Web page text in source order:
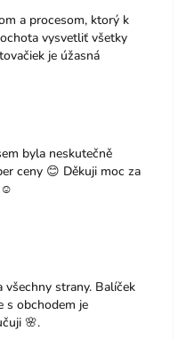
a procesom, ktorý k
vysvetliť všetky
je úžasná
z 5 hvězdiček.
byla neskutečně
ceny 😊 Děkuji moc za
☺️
z 5 hvězdiček.
všechny strany. Balíček
s obchodem je
🌸.